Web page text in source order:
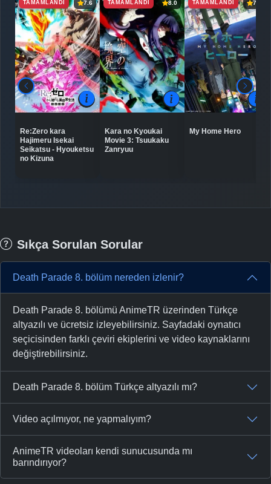
TAMAMLANDI 7.6
Re:Zero kara
Hajimeru Isekai
Seikatsu - Hyouketsu
no Kizuna
TAMAMLANDI 8.0
Kara no Kyoukai
Movie 3: Tsuukaku
Zanryuu
TAMAMLANDI 7.1
My Home Hero
Sıkça Sorulan Sorular
Death Parade 8. bölüm nereden izlenir?
Death Parade 8. bölümü AnimeTR üzerinden Türkçe
altyazılı ve ücretsiz izleyebilirsiniz. Sayfadaki oynatıcı
seçicisinden farklı çeviri ekiplerini ve video kaynaklarını
değiştirebilirsiniz.
Death Parade 8. bölüm Türkçe altyazılı mı?
Video açılmıyor, ne yapmalıyım?
AnimeTR videoları kendi sunucusunda mı
barındırıyor?